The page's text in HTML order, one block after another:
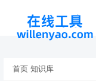
首页 知识库